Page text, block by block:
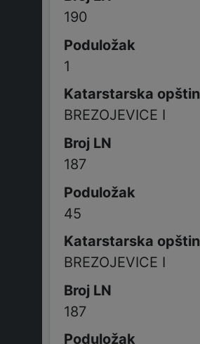
190
1
BREZOJEVICE I
187
45
BREZOJEVICE I
187